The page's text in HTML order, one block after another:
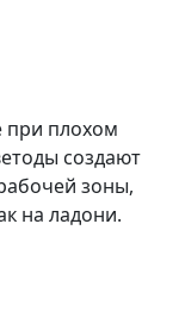
плохом
создают
зоны,
на ладони.